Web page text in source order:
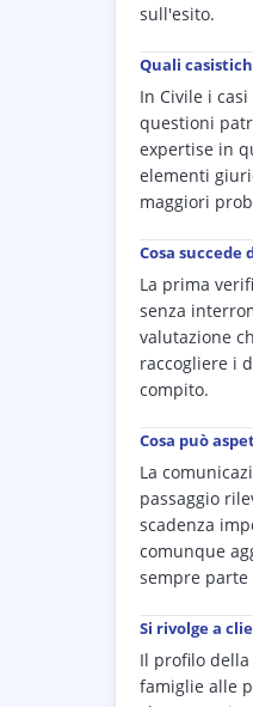
sull'esito.
Quali
In Civile i
questioni
expertise in
elementi
maggiori
Cosa
La prima
senza
valutazione
raccogliere i
compito.
Cosa può
La
passaggio
scadenza
comunque
sempre parte
Si rivolge a
Il profilo
famiglie alle